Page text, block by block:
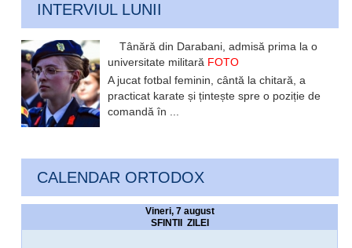
INTERVIUL LUNII
Tânără din Darabani, admisă prima la o
universitate militară FOTO
A jucat fotbal feminin, cântă la chitară, a
practicat karate și țintește spre o poziție de
comandă în ...
CALENDAR ORTODOX
Vineri, 7 august
SFINTII ZILEI